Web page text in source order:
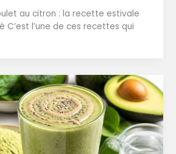
au citron : la recette estivale
C’est l’une de ces recettes qui